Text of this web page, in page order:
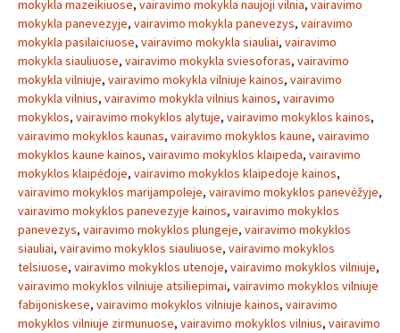
mokykla mazeikiuose, vairavimo mokykla naujoji vilnia, vairavimo
mokykla panevezyje, vairavimo mokykla panevezys, vairavimo
mokykla pasilaiciuose, vairavimo mokykla siauliai, vairavimo
mokykla siauliuose, vairavimo mokykla sviesoforas, vairavimo
mokykla vilniuje, vairavimo mokykla vilniuje kainos, vairavimo
mokykla vilnius, vairavimo mokykla vilnius kainos, vairavimo
mokyklos, vairavimo mokyklos alytuje, vairavimo mokyklos kainos,
vairavimo mokyklos kaunas, vairavimo mokyklos kaune, vairavimo
mokyklos kaune kainos, vairavimo mokyklos klaipeda, vairavimo
mokyklos klaipėdoje, vairavimo mokyklos klaipedoje kainos,
vairavimo mokyklos marijampoleje, vairavimo mokyklos panevėžyje,
vairavimo mokyklos panevezyje kainos, vairavimo mokyklos
panevezys, vairavimo mokyklos plungeje, vairavimo mokyklos
siauliai, vairavimo mokyklos siauliuose, vairavimo mokyklos
telsiuose, vairavimo mokyklos utenoje, vairavimo mokyklos vilniuje,
vairavimo mokyklos vilniuje atsiliepimai, vairavimo mokyklos vilniuje
fabijoniskese, vairavimo mokyklos vilniuje kainos, vairavimo
mokyklos vilniuje zirmunuose, vairavimo mokyklos vilnius, vairavimo